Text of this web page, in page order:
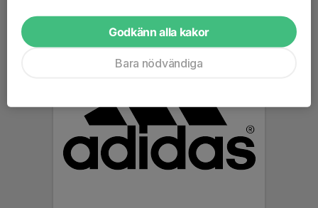
Godkänn alla kakor
Bara nödvändiga